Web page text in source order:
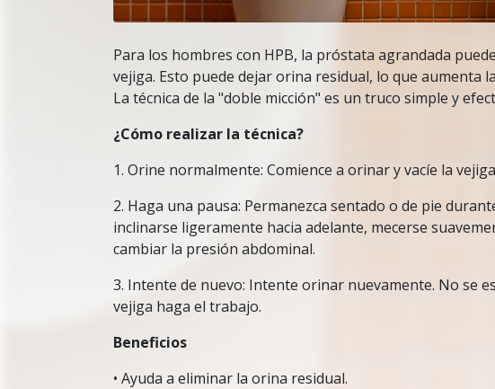
Para los hombres con HPB, la próstata agrandada
vejiga. Esto puede dejar orina residual, lo que aumenta
La técnica de la "doble micción" es un truco simple y
¿Cómo realizar la técnica?
1. Orine normalmente: Comience a orinar y vacíe la
2. Haga una pausa: Permanezca sentado o de pie
inclinarse ligeramente hacia adelante, mecerse
cambiar la presión abdominal.
3. Intente de nuevo: Intente orinar nuevamente. No se
vejiga haga el trabajo.
Beneficios
• Ayuda a eliminar la orina residual.